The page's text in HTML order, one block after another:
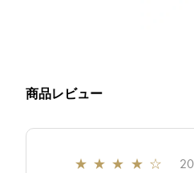
商品レビュー
★ ★ ★ ★ ☆